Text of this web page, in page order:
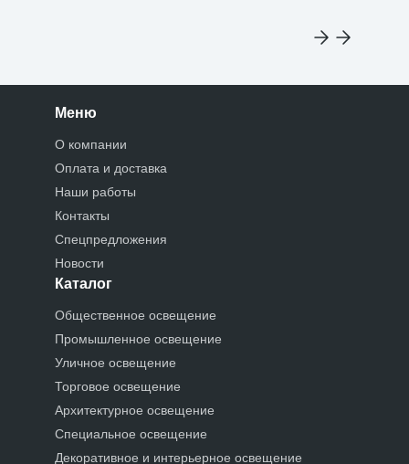
Меню
О компании
Оплата и доставка
Наши работы
Контакты
Спецпредложения
Новости
Каталог
Общественное освещение
Промышленное освещение
Уличное освещение
Торговое освещение
Архитектурное освещение
Специальное освещение
Декоративное и интерьерное освещение